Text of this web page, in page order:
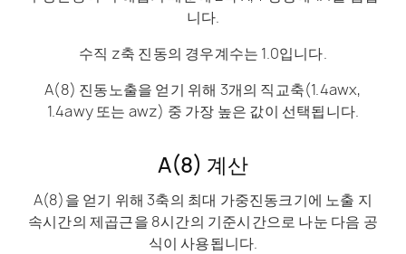
니다.
수직 z축 진동의 경우계수는 1.0입니다.
A(8) 진동노출을 얻기 위해 3개의 직교축(1.4awx,
1.4awy 또는 awz) 중 가장 높은 값이 선택됩니다.
A(8) 계산
A(8)을 얻기 위해 3축의 최대 가중진동크기에 노출 지
속시간의 제곱근을 8시간의 기준시간으로 나눈 다음 공
식이 사용됩니다.